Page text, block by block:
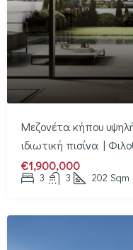
Μεζονέτα κήπου
ιδιωτική πισίνα |
€1,900,000
3 3 202 Sqm